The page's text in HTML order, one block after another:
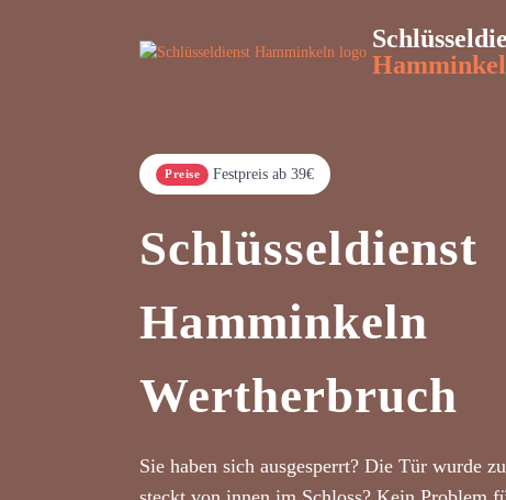
Preise Festpreis ab 39€
Schlüsseldienst
Hamminkeln
Wertherbruch
Sie haben sich ausgesperrt? Die Tür wurde